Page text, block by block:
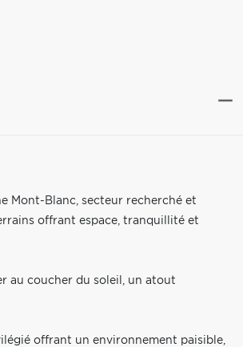
Mont-Blanc, secteur recherché et
offrant espace, tranquillité et
au coucher du soleil, un atout
offrant un environnement paisible,